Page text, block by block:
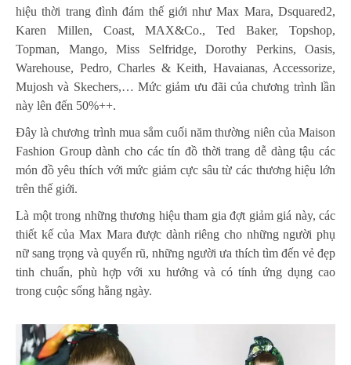
hiệu thời trang đình đám thế giới như Max Mara, Dsquared2,
Karen Millen, Coast, MAX&Co., Ted Baker, Topshop,
Topman, Mango, Miss Selfridge, Dorothy Perkins, Oasis,
Warehouse, Pedro, Charles & Keith, Havaianas, Accessorize,
Mujosh và Skechers,… Mức giảm ưu đãi của chương trình lần
này lên đến 50%++.
Đây là chương trình mua sắm cuối năm thường niên của Maison
Fashion Group dành cho các tín đồ thời trang dễ dàng tậu các
món đồ yêu thích với mức giảm cực sâu từ các thương hiệu lớn
trên thế giới.
Là một trong những thương hiệu tham gia đợt giảm giá này, các
thiết kế của Max Mara được dành riêng cho những người phụ
nữ sang trọng và quyến rũ, những người ưa thích tìm đến vẻ đẹp
tinh chuẩn, phù hợp với xu hướng và có tính ứng dụng cao
trong cuộc sống hằng ngày.